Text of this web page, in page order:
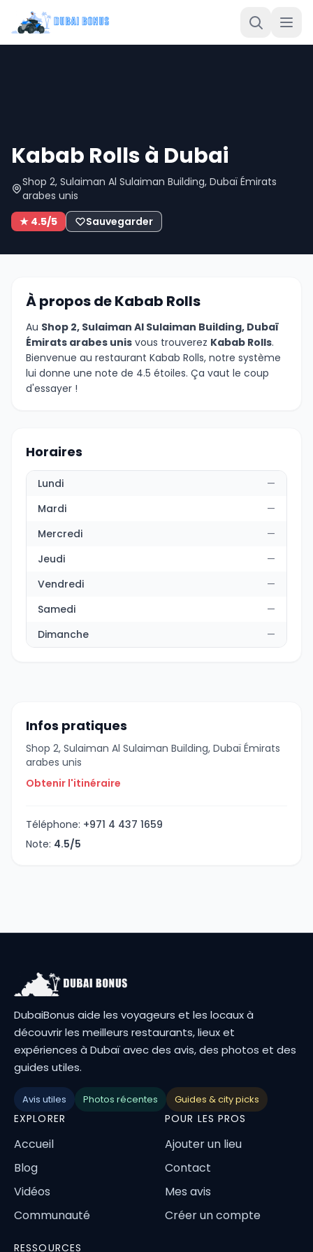
Kabab Rolls à Dubai
Shop 2, Sulaiman Al Sulaiman Building, Dubaï Émirats
arabes unis
★ 4.5/5
Sauvegarder
À propos de Kabab Rolls
Au Shop 2, Sulaiman Al Sulaiman Building, Dubaï
Émirats arabes unis vous trouverez Kabab Rolls.
Bienvenue au restaurant Kabab Rolls, notre système
lui donne une note de 4.5 étoiles. Ça vaut le coup
d'essayer !
Horaires
Lundi
—
Mardi
—
Mercredi
—
Jeudi
—
Vendredi
—
Samedi
—
Dimanche
—
Infos pratiques
Shop 2, Sulaiman Al Sulaiman Building, Dubaï Émirats
arabes unis
Obtenir l'itinéraire
Téléphone: +971 4 437 1659
Note: 4.5/5
DubaiBonus aide les voyageurs et les locaux à
découvrir les meilleurs restaurants, lieux et
expériences à Dubaï avec des avis, des photos et des
guides utiles.
Avis utiles Photos récentes Guides & city picks
EXPLORER
Accueil
Blog
Vidéos
Communauté
POUR LES PROS
Ajouter un lieu
Contact
Mes avis
Créer un compte
RESSOURCES